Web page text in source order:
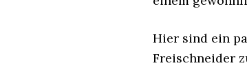
Hier sind ein
Freischneider